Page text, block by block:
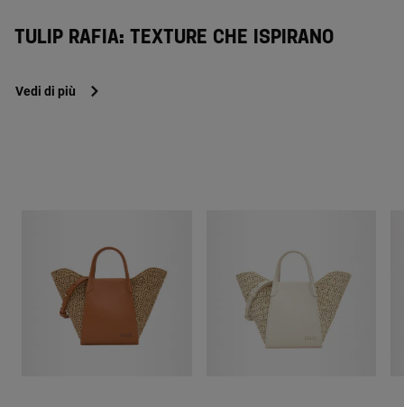
TULIP RAFIA: TEXTURE CHE ISPIRANO
Vedi di più